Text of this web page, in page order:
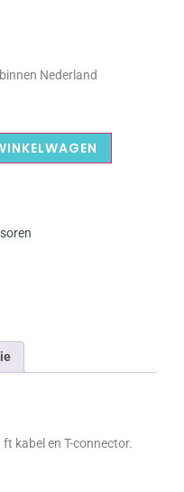
Nederland
kabel en T-connector.